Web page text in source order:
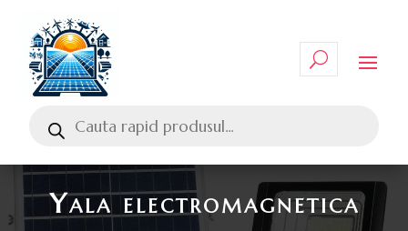
Yala electromagnetica